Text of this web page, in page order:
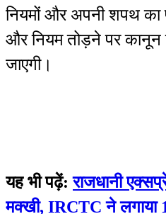
नियमों और अपनी शपथ का
और नियम तोड़ने पर कानून
जाएगी।
यह भी पढ़ें:राजधानी
मक्खी, IRCTC ने लगाया 1